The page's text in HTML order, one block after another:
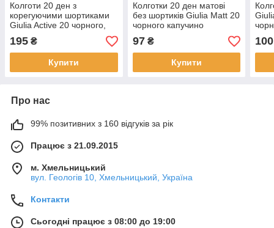
Колготи 20 ден з
корегуючими шортиками
Giulia Active 20 чорного,
бежевого, мокко кольорів
розмір 6
195 ₴
Купити
Колготки 20 ден матові
без шортиків Giulia Matt 20
чорного капучино
бежевого кольорів розміри
2 3 4 5
97₴
Купити
100
Про нас
99% позитивних з 160 відгуків за рік
Працює з 21.09.2015
м. Хмельницький
вул. Геологів 10, Хмельницький, Україна
Контакти
Сьогодні працює з 08:00 до 19:00